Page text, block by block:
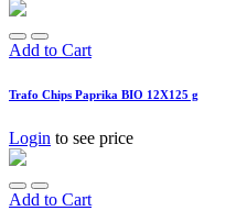
Add to Cart
Trafo Chips Paprika BIO 12X125 g
Login to see price
Add to Cart